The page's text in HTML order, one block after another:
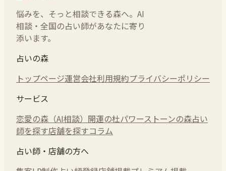
悩みを、そっと相談できる森へ。AI
相談・全国の占い師があなたに寄り
添います。
占いの森
トップページ運営会社利用規約プライバシーポリシー
サービス
恋愛の森（AI相談） 開運の杜パワーストーンの森占い
師を探す店舗を探すコラム
占い師・店舗の方へ